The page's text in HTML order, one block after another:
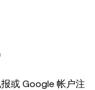
或 Google 帐户注